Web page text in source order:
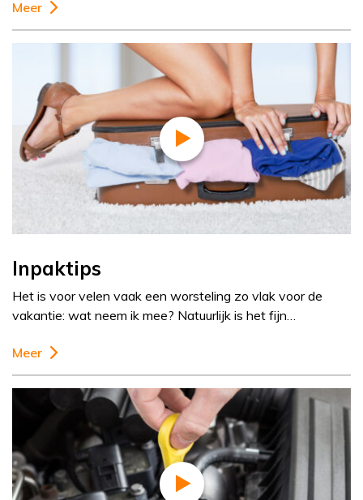
Meer
Inpaktips
Het is voor velen vaak een worsteling zo vlak voor de
vakantie: wat neem ik mee? Natuurlijk is het fijn…
Meer